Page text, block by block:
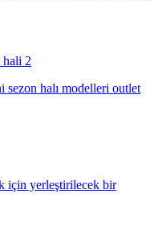
sezon halı modelleri outlet
için yerleştirilecek bir